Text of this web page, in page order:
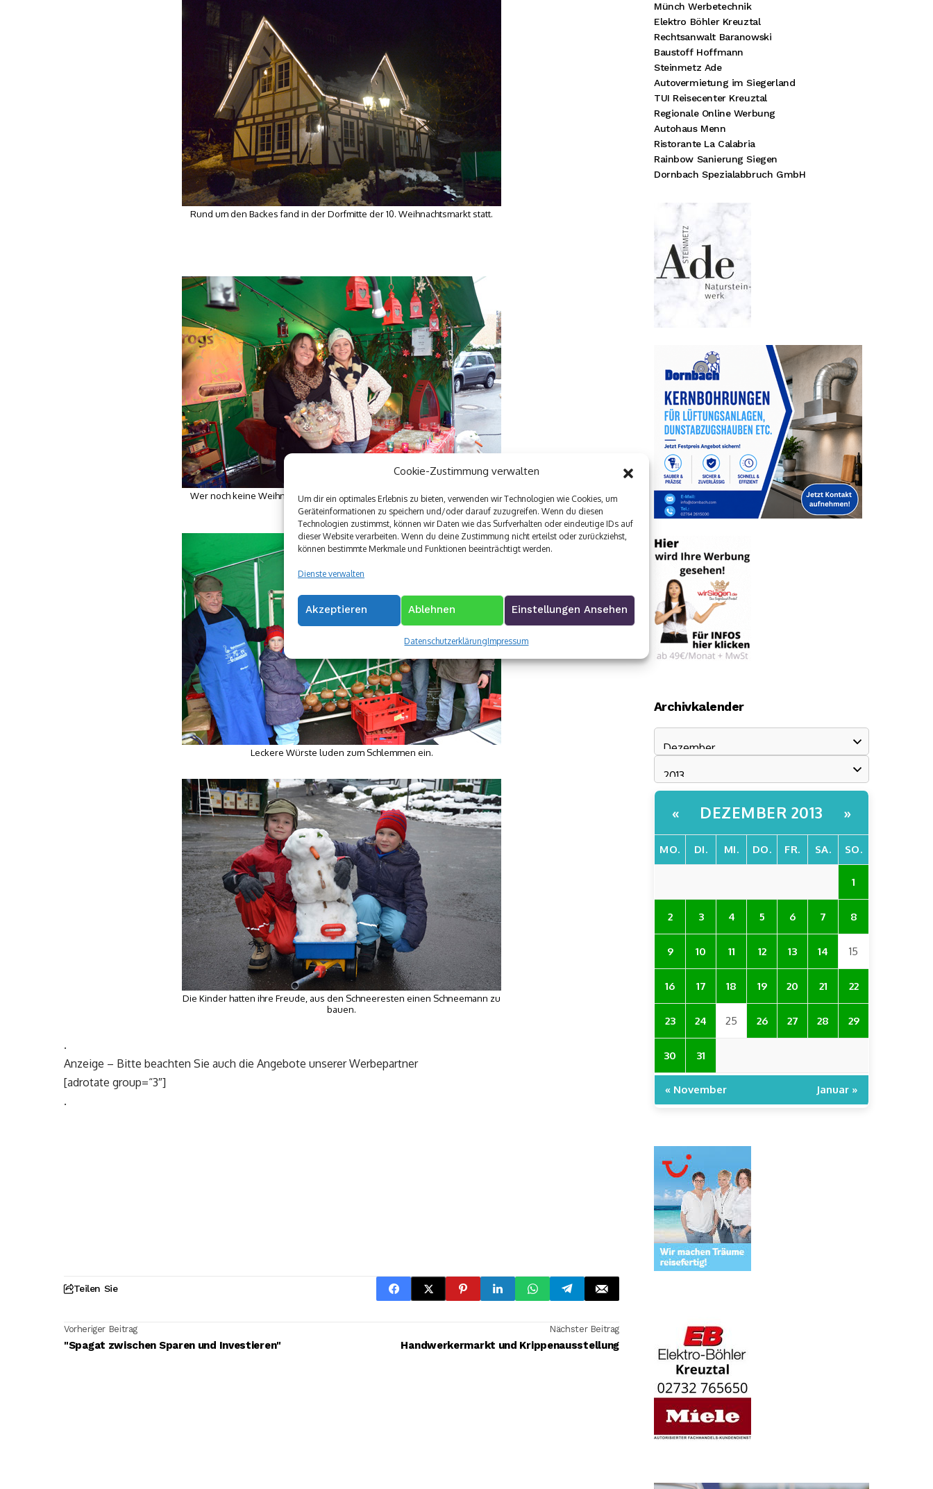
Cookie-Zustimmung verwalten
Um dir ein optimales Erlebnis zu bieten, verwenden wir Technologien wie Cookies, um
Geräteinformationen zu speichern und/oder darauf zuzugreifen. Wenn du diesen
Technologien zustimmst, können wir Daten wie das Surfverhalten oder eindeutige IDs auf
dieser Website verarbeiten. Wenn du deine Zustimmung nicht erteilst oder zurückziehst,
können bestimmte Merkmale und Funktionen beeinträchtigt werden.
Dienste verwalten
Akzeptieren Ablehnen Einstellungen Ansehen
DatenschutzerklärungImpressum
Rund um den Backes fand in der Dorfmitte der 10. Weihnachtsmarkt statt.
Wer noch keine Weihnachtsgeschenke hatte, konnte hier hübsche Dinge
kaufen.
Leckere Würste luden zum Schlemmen ein.
Die Kinder hatten ihre Freude, aus den Schneeresten einen Schneemann zu
bauen.
.
Anzeige – Bitte beachten Sie auch die Angebote unserer Werbepartner
[adrotate group=“3″]
.
Teilen Sie
Vorheriger Beitrag
"Spagat zwischen Sparen und Investieren"
Nächster Beitrag
Handwerkermarkt und Krippenausstellung
Münch Werbetechnik
Elektro Böhler Kreuztal
Rechtsanwalt Baranowski
Baustoff Hoffmann
Steinmetz Ade
Autovermietung im Siegerland
TUI Reisecenter Kreuztal
Regionale Online Werbung
Autohaus Menn
Ristorante La Calabria
Rainbow Sanierung Siegen
Dornbach Spezialabbruch GmbH
Archivkalender
« DEZEMBER 2013 »
MO. DI. MI. DO. FR. SA. SO.
1
2 3 4 5 6 7 8
9 10 11 12 13 14 15
16 17 18 19 20 21 22
23 24 25 26 27 28 29
30 31
« November Januar »